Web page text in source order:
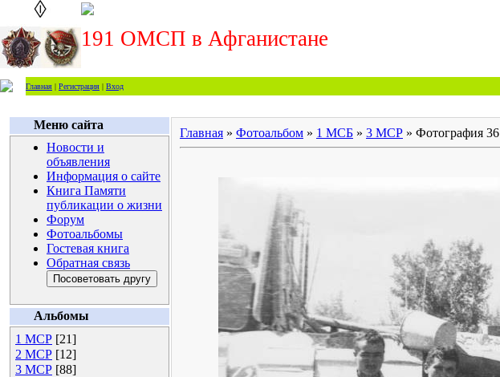
191 ОМСП в Афганистане
Главная | Регистрация | Вход
Меню сайта
Новости и
объявления
Информация о сайте
Книга Памяти
публикации о жизни
Форум
Фотоальбомы
Гостевая книга
Обратная связь
Альбомы
1 МСР [21]
2 МСР [12]
3 МСР [88]
Главная » Фотоальбом » 1 МСБ » 3 МСР » Фотография 36